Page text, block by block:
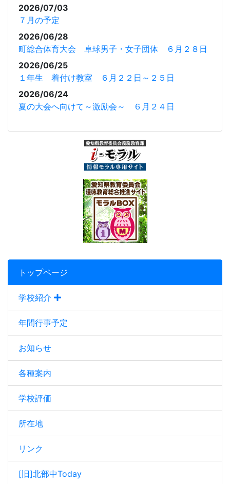
トップページ
学校紹介
年間行事予定
お知らせ
各種案内
学校評価
所在地
リンク
[旧]北部中Today
2026/07/03
７月の予定
2026/06/28
町総合体育大会 卓球男子・女子団体 ６月２８日
2026/06/25
１年生 着付け教室 ６月２２日～２５日
2026/06/24
夏の大会へ向けて～激励会～ ６月２４日